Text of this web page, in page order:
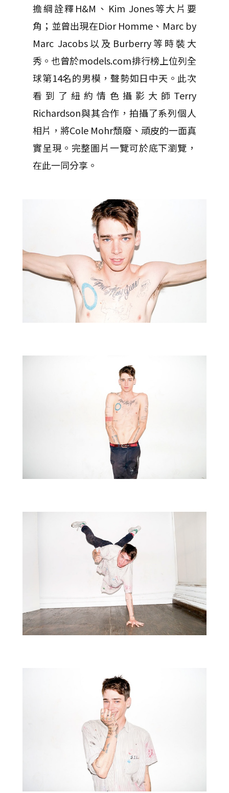
擔綱詮釋H&M、Kim Jones等大片要
角；並曾出現在Dior Homme、Marc by
Marc Jacobs以及Burberry等時裝大
秀。也曾於models.com排行榜上位列全
球第14名的男模，聲勢如日中天。此次
看到了紐約情色攝影大師Terry
Richardson與其合作，拍攝了系列個人
相片，將Cole Mohr頹廢、頑皮的一面真
實呈現。完整圖片一覽可於底下瀏覽，
在此一同分享。